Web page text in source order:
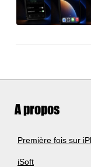
A propos
Première fois sur
iSoft